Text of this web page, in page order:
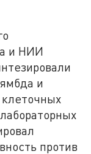
и НИИ
и
клеточных
против